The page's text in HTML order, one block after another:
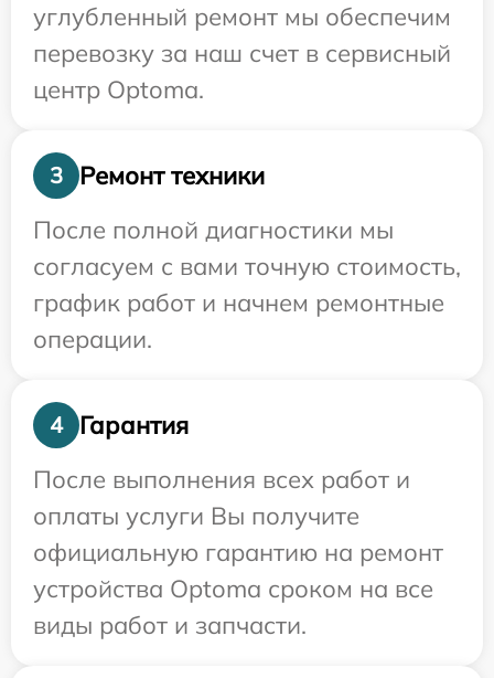
углубленный ремонт мы обеспечим
перевозку за наш счет в сервисный
центр Optoma.
3
Ремонт техники
После полной диагностики мы
согласуем с вами точную стоимость,
график работ и начнем ремонтные
операции.
4
Гарантия
После выполнения всех работ и
оплаты услуги Вы получите
официальную гарантию на ремонт
устройства Optoma сроком на все
виды работ и запчасти.